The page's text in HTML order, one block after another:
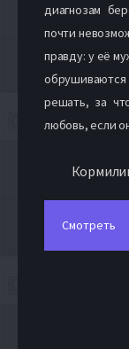
диагнозам
почти
правду: у её
обрушиваются
решать, за
любовь, если
Смотреть